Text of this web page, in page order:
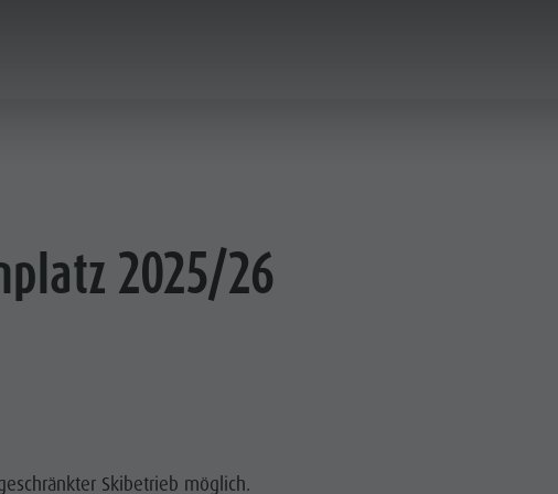
PREISRECHNER2025/26
Skibetrieb möglich.